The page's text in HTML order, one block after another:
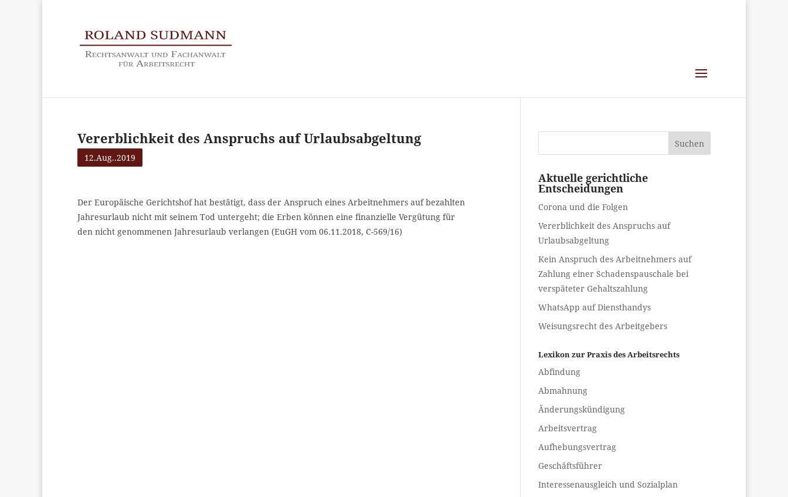
Vererblichkeit des Anspruchs auf Urlaubsabgeltung
12.Aug..2019
Der Europäische Gerichtshof hat bestätigt, dass der Anspruch eines Arbeitnehmers auf bezahlten
Jahresurlaub nicht mit seinem Tod untergeht; die Erben können eine finanzielle Vergütung für
den nicht genommenen Jahresurlaub verlangen (EuGH vom 06.11.2018, C-569/16)
Suchen
Aktuelle gerichtliche
Entscheidungen
Corona und die Folgen
Vererblichkeit des Anspruchs auf
Urlaubsabgeltung
Kein Anspruch des Arbeitnehmers auf
Zahlung einer Schadenspauschale bei
verspäteter Gehaltszahlung
WhatsApp auf Diensthandys
Weisungsrecht des Arbeitgebers
Lexikon zur Praxis des Arbeitsrechts
Abfindung
Abmahnung
Änderungskündigung
Arbeitsvertrag
Aufhebungsvertrag
Geschäftsführer
Interessenausgleich und Sozialplan